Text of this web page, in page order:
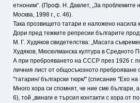
етноним“. (Проф. Н. Давлет, „За проблемите
Москва, 1998 г., с. 46).
Така прозвището татари е наложено насила
Дори пред тежките репресии българите
М. Г. Худяков свидетелства: „Масата
Худяков, Мюсюлманска култура в Средното
А при преброяването на СССР през 1926 г.
личния лист от общосъюзното преброяване
"татарин/ български тюрк/" (списание "Ехо
Много хора си спомнят, че ние сме българи,
6), той „винаги е търсил контакти с хора от